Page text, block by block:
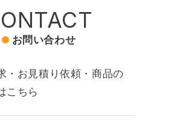
お問い合わせ
・お見積り依頼・商品の
こちら